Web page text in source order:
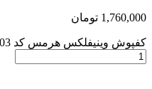
1,760,000 تومان
کفپوش وینیفلکس هرمس کد j45303 عدد